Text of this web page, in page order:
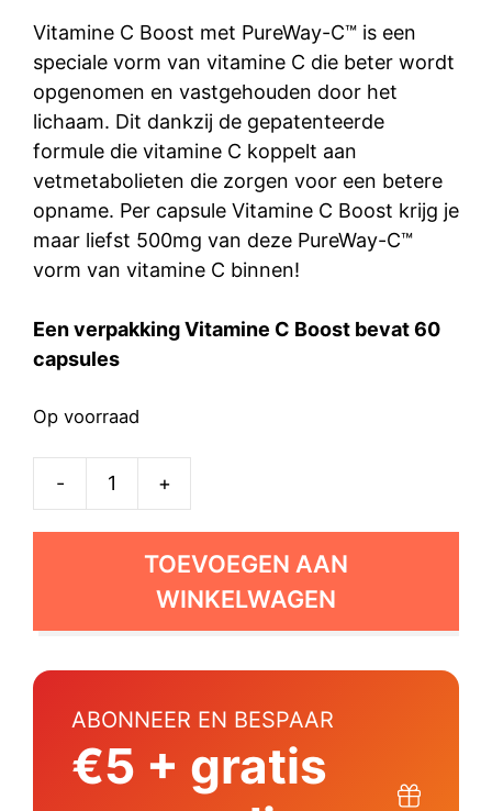
Vitamine C Boost met PureWay-C™ is een
speciale vorm van vitamine C die beter wordt
opgenomen en vastgehouden door het
lichaam. Dit dankzij de gepatenteerde
formule die vitamine C koppelt aan
vetmetabolieten die zorgen voor een betere
opname. Per capsule Vitamine C Boost krijg je
maar liefst 500mg van deze PureWay-C™
vorm van vitamine C binnen!
Een verpakking Vitamine C Boost bevat 60
capsules
Op voorraad
-
C
Boost
aantal
+
TOEVOEGEN AAN
WINKELWAGEN
ABONNEER EN BESPAAR
€5 + gratis